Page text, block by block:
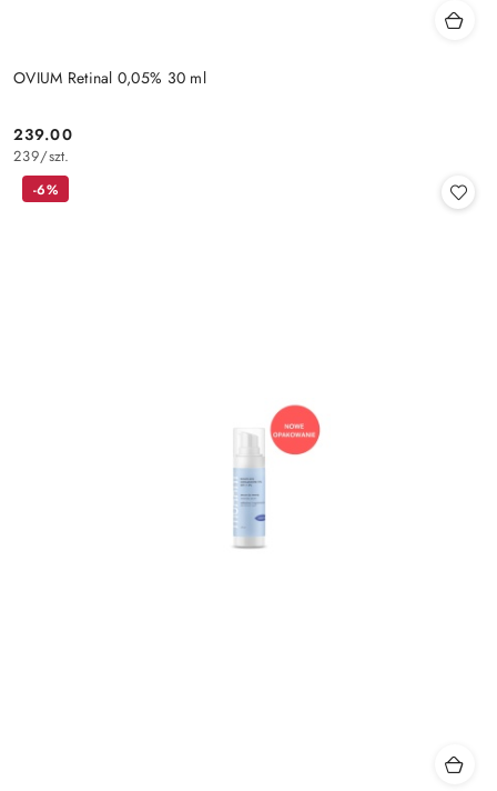
OVIUM Retinal 0,05% 30 ml
Cena:
239.00
239/szt.
-6%